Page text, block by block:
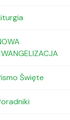
Święte